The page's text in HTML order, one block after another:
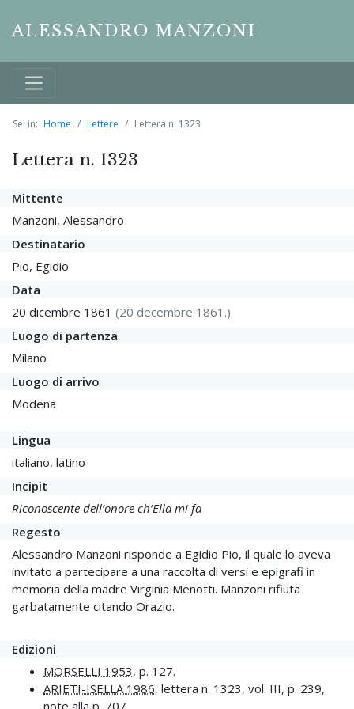
ALESSANDRO MANZONI
Sei in: Home Lettere Lettera n. 1323
Lettera n. 1323
Mittente
Manzoni, Alessandro
Destinatario
Pio, Egidio
Data
20 dicembre 1861 (20 decembre 1861.)
Luogo di partenza
Milano
Luogo di arrivo
Modena
Lingua
italiano, latino
Incipit
Riconoscente dell’onore ch’Ella mi fa
Regesto
Alessandro Manzoni risponde a Egidio Pio, il quale lo aveva
invitato a partecipare a una raccolta di versi e epigrafi in
memoria della madre Virginia Menotti. Manzoni rifiuta
garbatamente citando Orazio.
Edizioni
MORSELLI 1953, p. 127.
ARIETI-ISELLA 1986, lettera n. 1323, vol. III, p. 239,